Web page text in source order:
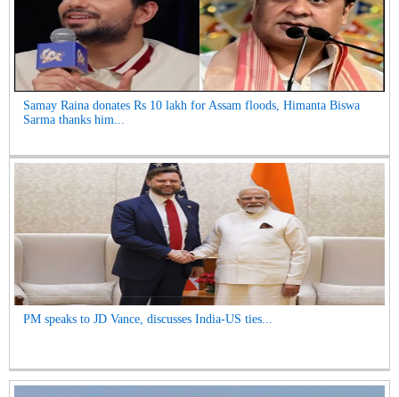
Samay Raina donates Rs 10 lakh for Assam floods, Himanta Biswa
Sarma thanks him...
PM speaks to JD Vance, discusses India-US ties...